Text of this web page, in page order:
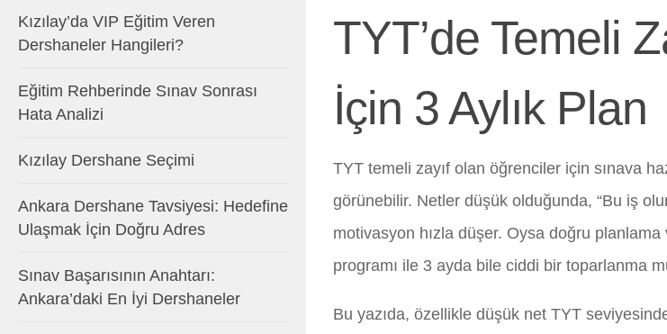
TYT’de Temeli
İçin 3 Aylık Plan
TYT temeli zayıf olan öğrenciler için sınava
görünebilir. Netler düşük olduğunda, “Bu iş
motivasyon hızla düşer. Oysa doğru
programı ile 3 ayda bile ciddi bir toparlanma
Bu yazıda, özellikle düşük net TYT
Kızılay’da VIP Eğitim Veren
Dershaneler Hangileri?
Eğitim Rehberinde Sınav Sonrası
Hata Analizi
Kızılay Dershane Seçimi
Ankara Dershane Tavsiyesi: Hedefine
Ulaşmak İçin Doğru Adres
Sınav Başarısının Anahtarı:
Ankara’daki En İyi Dershaneler